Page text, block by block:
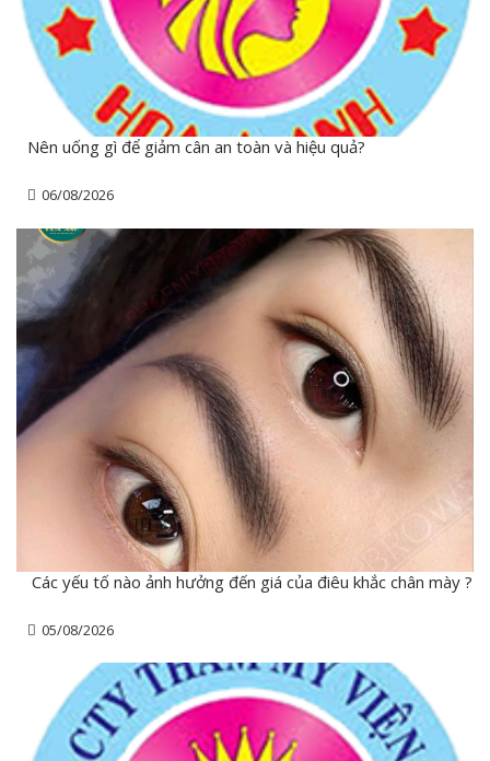
Nên uống gì để giảm cân an toàn và hiệu quả?
06/08/2026
Các yếu tố nào ảnh hưởng đến giá của điêu khắc chân mày ?
05/08/2026